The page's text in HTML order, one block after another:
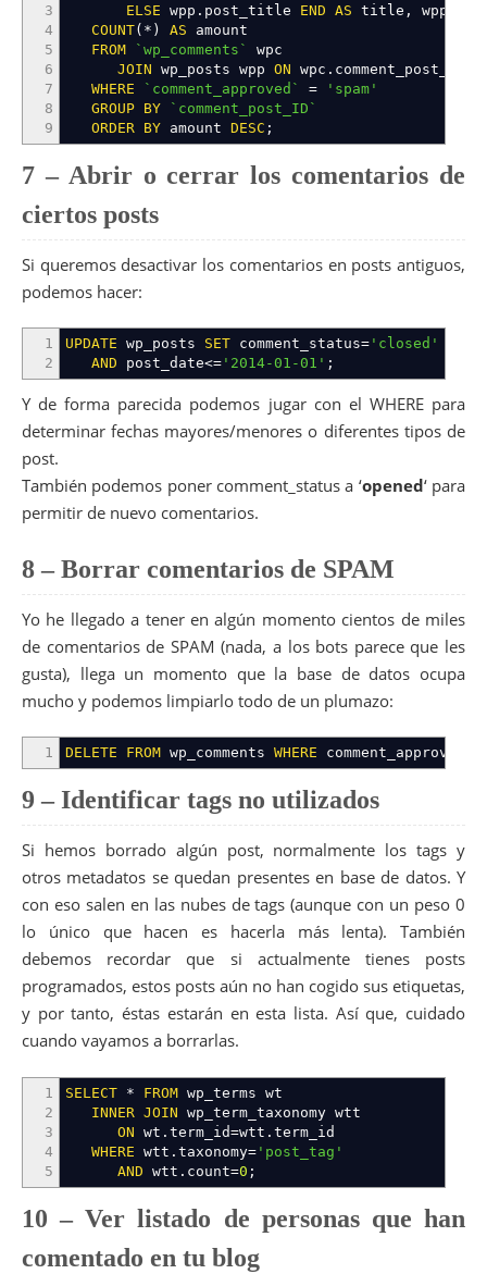
3
4
5
6
7
8
9
ELSE wpp . post_title END AS title , wpp
COUNT( * ) AS amount
FROM
`wp_comments`
wpc
JOIN wp_posts wpp ON wpc . comment_post_id
WHERE
`comment_approved` =
'spam'
GROUP BY
`comment_post_ID`
ORDER BY amount DESC ;
7 – Abrir o cerrar los comentarios de
ciertos posts
Si queremos desactivar los comentarios en posts antiguos,
podemos hacer:
1
2
UPDATE wp_posts SET comment_status= 'closed'
AND post_date<= '2014-01-01' ;
Y de forma parecida podemos jugar con el WHERE para
determinar fechas mayores/menores o diferentes tipos de
post.
También podemos poner comment_status a ‘opened‘ para
permitir de nuevo comentarios.
8 – Borrar comentarios de SPAM
Yo he llegado a tener en algún momento cientos de miles
de comentarios de SPAM (nada, a los bots parece que les
gusta), llega un momento que la base de datos ocupa
mucho y podemos limpiarlo todo de un plumazo:
1 DELETE FROM wp_comments WHERE comment_approved
9 – Identificar tags no utilizados
Si hemos borrado algún post, normalmente los tags y
otros metadatos se quedan presentes en base de datos. Y
con eso salen en las nubes de tags (aunque con un peso 0
lo único que hacen es hacerla más lenta). También
debemos recordar que si actualmente tienes posts
programados, estos posts aún no han cogido sus etiquetas,
y por tanto, éstas estarán en esta lista. Así que, cuidado
cuando vayamos a borrarlas.
1
2
3
4
5
SELECT * FROM wp_terms wt
INNER JOIN wp_term_taxonomy wtt
ON wt . term_id=wtt . term_id
WHERE wtt . taxonomy= 'post_tag'
AND wtt . count=0 ;
10 – Ver listado de personas que han
comentado en tu blog